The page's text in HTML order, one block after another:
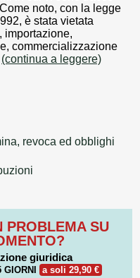
noto, con la legge
è stata vietata
importazione,
commercializzazione
(continua a leggere)
revoca ed obblighi
PROBLEMA SU
giuridica
GIORNI a soli 29,90 €